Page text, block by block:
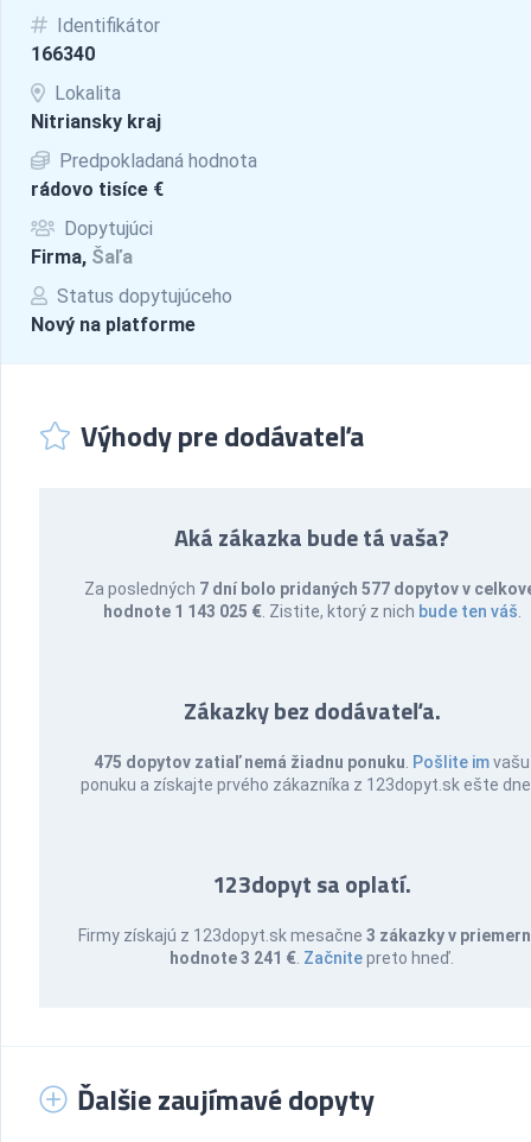
Identifikátor
166340
Lokalita
Nitriansky kraj
Predpokladaná hodnota
rádovo tisíce €
Dopytujúci
Firma, Šaľa
Status dopytujúceho
Nový na platforme
Výhody pre dodávateľa
Aká zákazka bude tá vaša?
Za posledných 7 dní bolo pridaných 577 dopytov v
hodnote 1 143 025 € . Zistite, ktorý z nich bude ten váš
Zákazky bez dodávateľa.
475 dopytov zatiaľ nemá žiadnu ponuku Pošlite imvašu
ponuku a získajte prvého zákazníka z 123dopyt.sk ešte
123dopyt sa oplatí.
Firmy získajú z 123dopyt.sk mesačne3 zákazky v
hodnote 3 241 € Začnitepreto hneď.
Ďalšie zaujímavé dopyty